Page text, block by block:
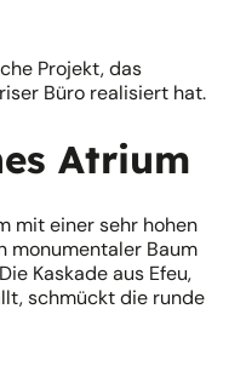
Projekt, das
Büro realisiert hat.
Atrium
mit einer sehr hohen
monumentaler Baum
Kaskade aus Efeu,
schmückt die runde